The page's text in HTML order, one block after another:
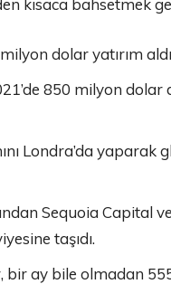
kısaca bahsetmek
dolar yatırım
850 milyon
Londra’da
Sequoia Capital
taşıdı.
bir ay bile olmadan